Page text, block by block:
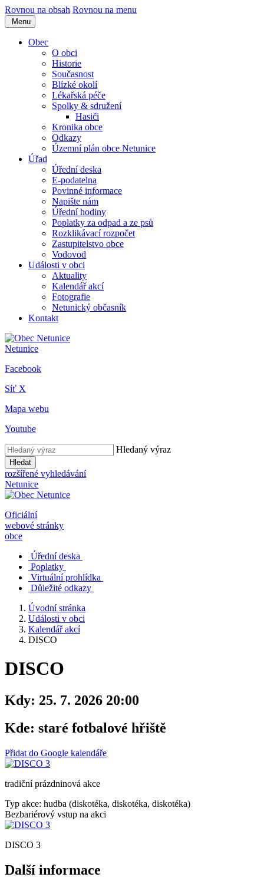
Rovnou na obsah Rovnou na menu
Menu
Obec
O obci
Historie
Současnost
Blízké okolí
Lékařská péče
Spolky & sdružení
Hasiči
Kronika obce
Odkazy
Územní plán obce Netunice
Úřad
Úřední deska
E-podatelna
Povinné informace
Napište nám
Úřední hodiny
Poplatky za odpad a ze psů
Rozklikávací rozpočet
Zastupitelstvo obce
Vodovod
Události v obci
Aktuality
Kalendář akcí
Fotografie
Netunický občasník
Kontakt
Netunice
Facebook
Síť X
Mapa webu
Youtube
Hledaný výraz
Hledat
rozšířené vyhledávání
Netunice
Oficiální
webové stránky
obce
Úřední deska
Poplatky
Virtuální prohlídka
Důležité odkazy
Úvodní stránka
Události v obci
Kalendář akcí
DISCO
DISCO
Kdy: 25. 7. 2026 20:00
Kde: staré fotbalové hřiště
Přidat do Google kalendáře
tradiční prázdninová akce
Typ akce: hudba (diskotéka, diskotéka, diskotéka)
Bezbariérový vstup na akci
DISCO 3
Další informace